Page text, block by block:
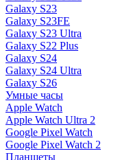
Galaxy S23
Galaxy S23FE
Galaxy S23 Ultra
Galaxy S22 Plus
Galaxy S24
Galaxy S24 Ultra
Galaxy S26
Умные часы
Apple Watch
Apple Watch Ultra 2
Google Pixel Watch
Google Pixel Watch 2
Планшеты